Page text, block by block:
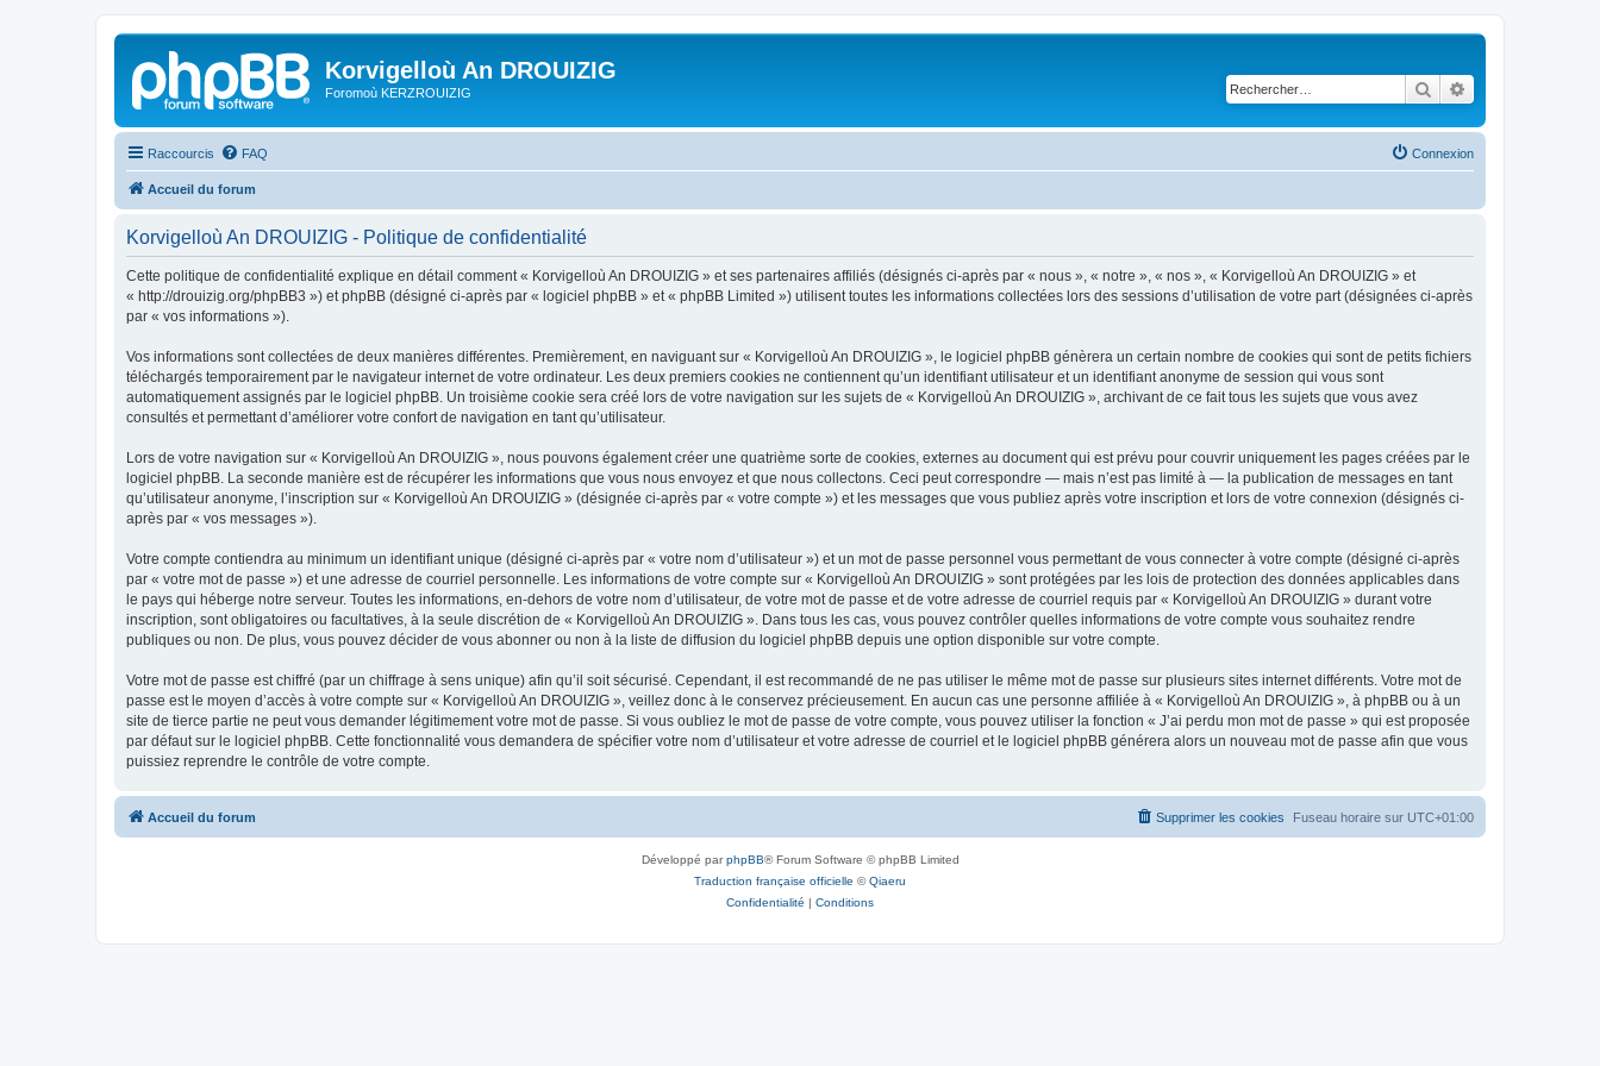
Korvigelloù An DROUIZIG
Foromoù KERZROUIZIG Rechercher
Raccourcis FAQ Connexion
Accueil du forum
Korvigelloù An DROUIZIG - Politique de confidentialité
Cette politique de confidentialité explique en détail comment « Korvigelloù An DROUIZIG » et ses partenaires affiliés (désignés ci-après par « nous », « notre », « nos », « Korvigelloù An DROUIZIG » et
« http://drouizig.org/phpBB3 ») et phpBB (désigné ci-après par « logiciel phpBB » et « phpBB Limited ») utilisent toutes les informations collectées lors des sessions d’utilisation de votre part (désignées ci-après
par « vos informations »).
Vos informations sont collectées de deux manières différentes. Premièrement, en naviguant sur « Korvigelloù An DROUIZIG », le logiciel phpBB génèrera un certain nombre de cookies qui sont de petits fichiers
téléchargés temporairement par le navigateur internet de votre ordinateur. Les deux premiers cookies ne contiennent qu’un identifiant utilisateur et un identifiant anonyme de session qui vous sont
automatiquement assignés par le logiciel phpBB. Un troisième cookie sera créé lors de votre navigation sur les sujets de « Korvigelloù An DROUIZIG », archivant de ce fait tous les sujets que vous avez
consultés et permettant d’améliorer votre confort de navigation en tant qu’utilisateur.
Lors de votre navigation sur « Korvigelloù An DROUIZIG », nous pouvons également créer une quatrième sorte de cookies, externes au document qui est prévu pour couvrir uniquement les pages créées par le
logiciel phpBB. La seconde manière est de récupérer les informations que vous nous envoyez et que nous collectons. Ceci peut correspondre — mais n’est pas limité à — la publication de messages en tant
qu’utilisateur anonyme, l’inscription sur « Korvigelloù An DROUIZIG » (désignée ci-après par « votre compte ») et les messages que vous publiez après votre inscription et lors de votre connexion (désignés ci-
après par « vos messages »).
Votre compte contiendra au minimum un identifiant unique (désigné ci-après par « votre nom d’utilisateur ») et un mot de passe personnel vous permettant de vous connecter à votre compte (désigné ci-après
par « votre mot de passe ») et une adresse de courriel personnelle. Les informations de votre compte sur « Korvigelloù An DROUIZIG » sont protégées par les lois de protection des données applicables dans
le pays qui héberge notre serveur. Toutes les informations, en-dehors de votre nom d’utilisateur, de votre mot de passe et de votre adresse de courriel requis par « Korvigelloù An DROUIZIG » durant votre
inscription, sont obligatoires ou facultatives, à la seule discrétion de « Korvigelloù An DROUIZIG ». Dans tous les cas, vous pouvez contrôler quelles informations de votre compte vous souhaitez rendre
publiques ou non. De plus, vous pouvez décider de vous abonner ou non à la liste de diffusion du logiciel phpBB depuis une option disponible sur votre compte.
Votre mot de passe est chiffré (par un chiffrage à sens unique) afin qu’il soit sécurisé. Cependant, il est recommandé de ne pas utiliser le même mot de passe sur plusieurs sites internet différents. Votre mot de
passe est le moyen d’accès à votre compte sur « Korvigelloù An DROUIZIG », veillez donc à le conservez précieusement. En aucun cas une personne affiliée à « Korvigelloù An DROUIZIG », à phpBB ou à un
site de tierce partie ne peut vous demander légitimement votre mot de passe. Si vous oubliez le mot de passe de votre compte, vous pouvez utiliser la fonction « J’ai perdu mon mot de passe » qui est proposée
par défaut sur le logiciel phpBB. Cette fonctionnalité vous demandera de spécifier votre nom d’utilisateur et votre adresse de courriel et le logiciel phpBB générera alors un nouveau mot de passe afin que vous
puissiez reprendre le contrôle de votre compte.
Accueil du forum Fuseau horaire sur UTC+01:00
Supprimer les cookies
Développé parphpBB® Forum Software © phpBB Limited
Traduction française officielle ©Qiaeru
Confidentialité | Conditions